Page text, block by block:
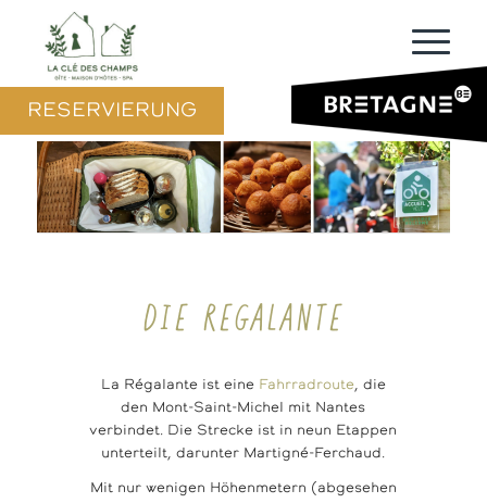
RESERVIERUNG
DIE REGALANTE
La Régalante ist eine Fahrradroute, die
den Mont-Saint-Michel mit Nantes
verbindet. Die Strecke ist in neun Etappen
unterteilt, darunter Martigné-Ferchaud.
Mit nur wenigen Höhenmetern (abgesehen